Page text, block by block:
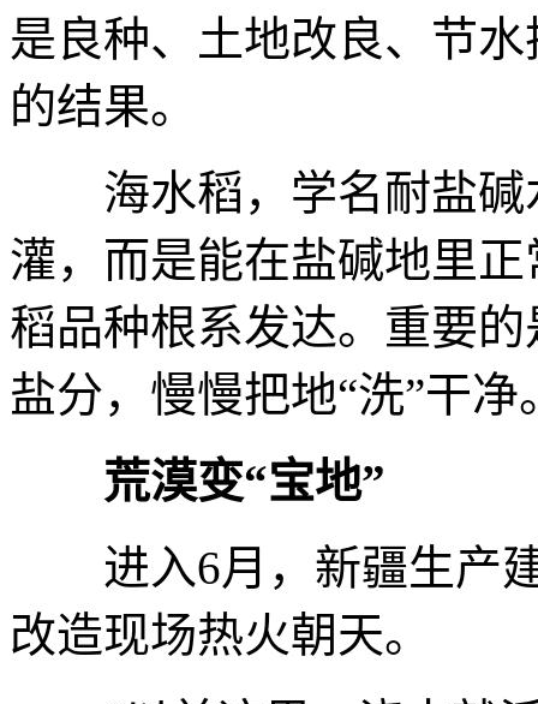
是良种、土地改良、节
的结果。
海水稻，学名耐盐碱
灌，而是能在盐碱地里
稻品种根系发达。重要
盐分，慢慢把地“洗”干净
荒漠变“宝地”
进入6月，新疆生产建
改造现场热火朝天。